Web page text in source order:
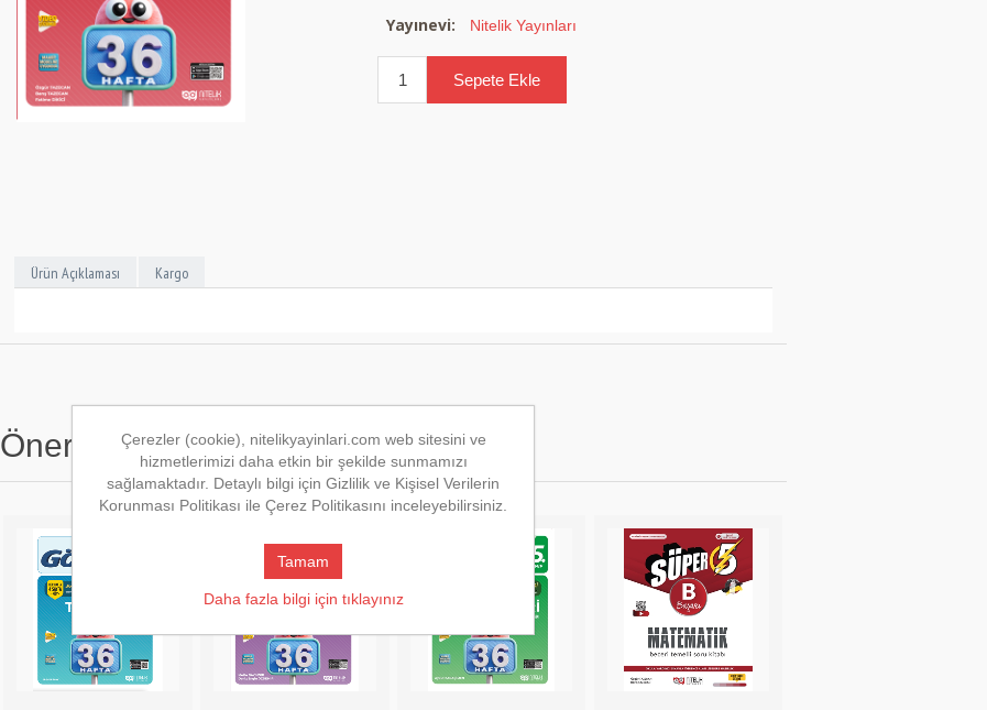
Yayınevi: Nitelik Yayınları
Ürün Açıklaması Kargo
Önerilen KitaplarÇerezler (cookie), nitelikyayinlari.com web sitesini ve
hizmetlerimizi daha etkin bir şekilde sunmamızı
sağlamaktadır. Detaylı bilgi için Gizlilik ve Kişisel Verilerin
Korunması Politikası ile Çerez Politikasını inceleyebilirsiniz.
Tamam
Daha fazla bilgi için tıklayınız